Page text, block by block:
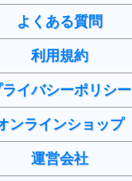
よくある質問
利用規約
ライバシーポリシー
ンラインショップ
運営会社